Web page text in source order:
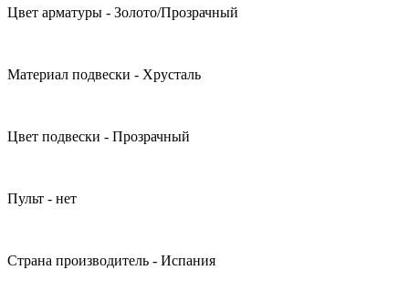
Цвет арматуры - Золото/Прозрачный
Материал подвески - Хрусталь
Цвет подвески - Прозрачный
Пульт - нет
Страна производитель - Испания